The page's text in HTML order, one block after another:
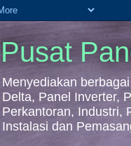
Pusat
Menyediakan
Delta, Panel Inverter,
Perkantoran, Industri,
Instalasi dan